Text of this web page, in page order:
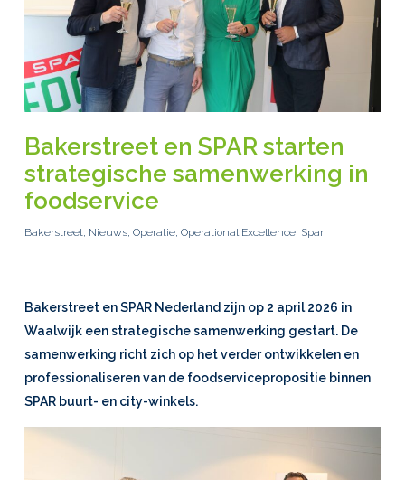
Bakerstreet en SPAR starten
strategische samenwerking in
foodservice
Bakerstreet, Nieuws, Operatie, Operational Excellence, Spar
Bakerstreeten SPAR Nederland zijn op 2 april 2026 in
Waalwijk een strategische samenwerking gestart. De
samenwerking richt zich op het verder ontwikkelen en
professionaliseren van de foodservicepropositie binnen
SPAR buurt- en city-winkels.